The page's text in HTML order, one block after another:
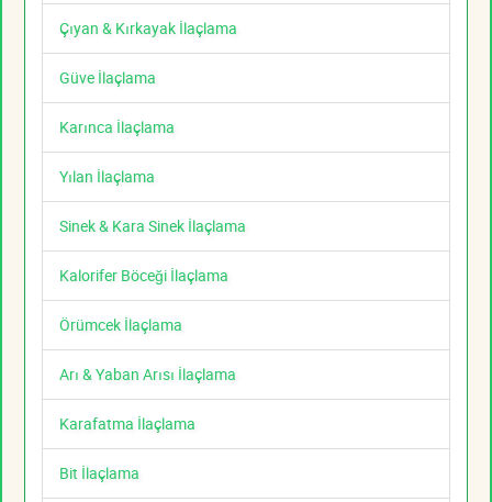
Çıyan & Kırkayak İlaçlama
Güve İlaçlama
Karınca İlaçlama
Yılan İlaçlama
Sinek & Kara Sinek İlaçlama
Kalorifer Böceği İlaçlama
Örümcek İlaçlama
Arı & Yaban Arısı İlaçlama
Karafatma İlaçlama
Bit İlaçlama